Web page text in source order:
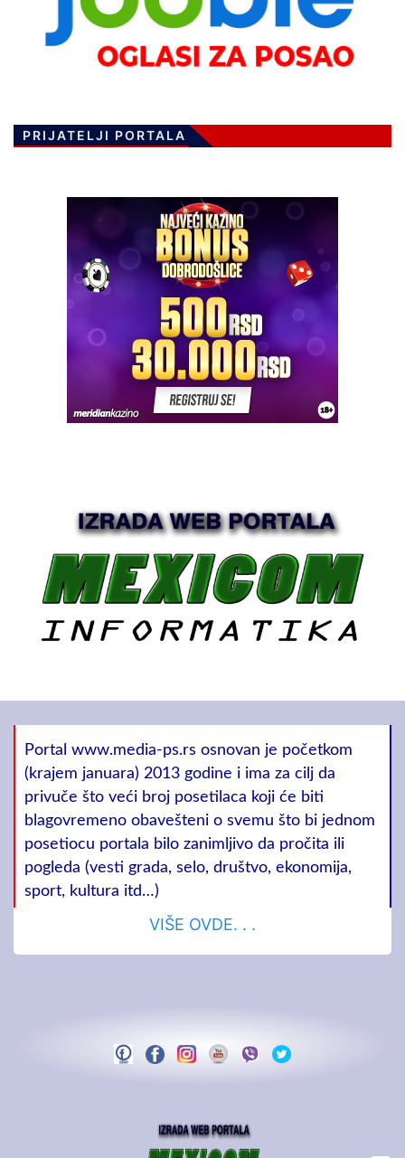
PRIJATELJI PORTALA
Portal www.media-ps.rs osnovan je početkom
(krajem januara) 2013 godine i ima za cilj da
privuče što veći broj posetilaca koji će biti
blagovremeno obavešteni o svemu što bi jednom
posetiocu portala bilo zanimljivo da pročita ili
pogleda (vesti grada, selo, društvo, ekonomija,
sport, kultura itd…)
VIŠE OVDE. . .